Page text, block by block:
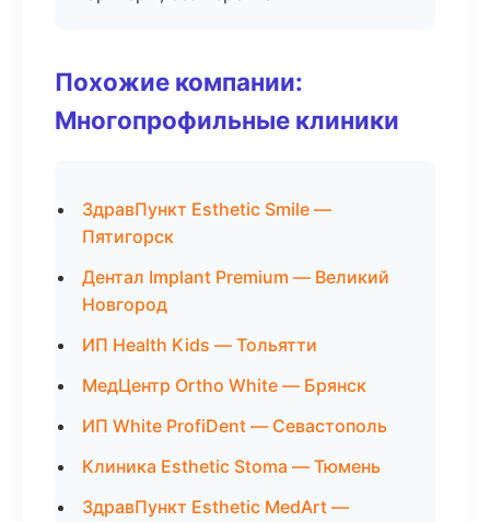
Похожие компании:
Многопрофильные клиники
ЗдравПункт Esthetic Smile —
Пятигорск
Дентал Implant Premium — Великий
Новгород
ИП Health Kids — Тольятти
МедЦентр Ortho White — Брянск
ИП White ProfiDent — Севастополь
Клиника Esthetic Stoma — Тюмень
ЗдравПункт Esthetic MedArt —